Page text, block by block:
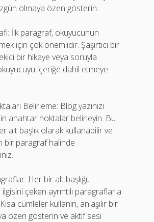
olmaya özen gösterin.
İlk paragraf, okuyucunun
için çok önemlidir. Şaşırtıcı bir
bir hikaye veya soruyla
içeriğe dahil etmeye
Belirleme: Blog yazınızı
anahtar noktalar belirleyin. Bu
alt başlık olarak kullanabilir ve
bir paragraf halinde
Her bir alt başlığı,
çeken ayrıntılı paragraflarla
cümleler kullanın, anlaşılır bir
özen gösterin ve aktif sesi